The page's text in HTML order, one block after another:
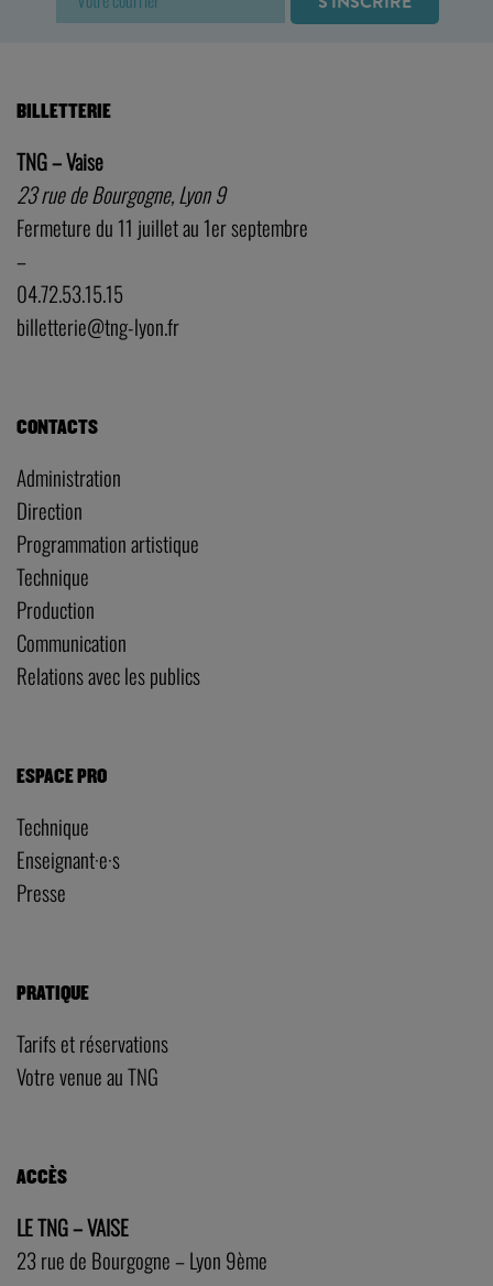
BILLETTERIE
TNG – Vaise
23 rue de Bourgogne, Lyon 9
Fermeture du 11 juillet au 1er septembre
–
04.72.53.15.15
billetterie@tng-lyon.fr
CONTACTS
Administration
Direction
Programmation artistique
Technique
Production
Communication
Relations avec les publics
ESPACE PRO
Technique
Enseignant·e·s
Presse
PRATIQUE
Tarifs et réservations
Votre venue au TNG
ACCÈS
LE TNG – VAISE
23 rue de Bourgogne – Lyon 9ème